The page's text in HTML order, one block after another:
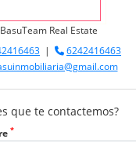
Real Estate
|
6242416463
que te contactemos?
*